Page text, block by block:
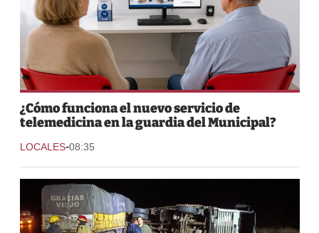
¿Cómo funciona el nuevo servicio de
telemedicina en la guardia del Municipal?
LOCALES-08:35